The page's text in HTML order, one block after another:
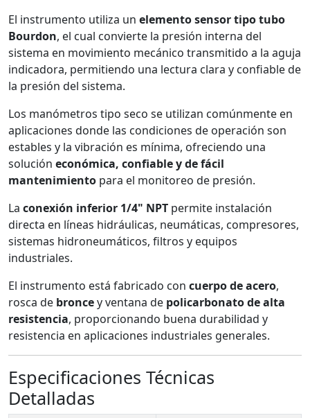
El instrumento utiliza un elemento sensor tipo tubo
Bourdon, el cual convierte la presión interna del
sistema en movimiento mecánico transmitido a la aguja
indicadora, permitiendo una lectura clara y confiable de
la presión del sistema.
Los manómetros tipo seco se utilizan comúnmente en
aplicaciones donde las condiciones de operación son
estables y la vibración es mínima, ofreciendo una
solución económica, confiable y de fácil
mantenimiento para el monitoreo de presión.
La conexión inferior 1/4" NPT permite instalación
directa en líneas hidráulicas, neumáticas, compresores,
sistemas hidroneumáticos, filtros y equipos
industriales.
El instrumento está fabricado con cuerpo de acero,
rosca de broncey ventana de policarbonato de alta
resistencia, proporcionando buena durabilidad y
resistencia en aplicaciones industriales generales.
Especificaciones Técnicas
Detalladas